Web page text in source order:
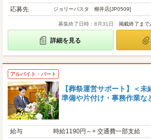
応募先 ジョリーパスタ 柳井店[JP0509]
募集終了日時：8月31日 掲載終了まで
詳細を見る
アルバイト・パート
【葬祭運営サポート】＜
準備や片付け・事務作業な
給与
時給1190円～+ 交通費一部支給